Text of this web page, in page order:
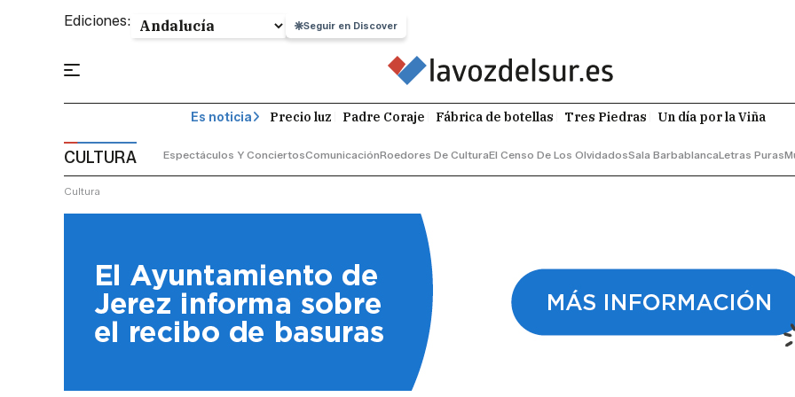
Ediciones: Seguir en Discover
Es noticia Precio luz Padre Coraje Fábrica de botellas Tres Piedras Un día por la Viña
CULTURA Espectáculos Y ConciertosComunicaciónRoedores De CulturaEl Censo De Los OlvidadosSala BarbablancaLetras Puras
Cultura